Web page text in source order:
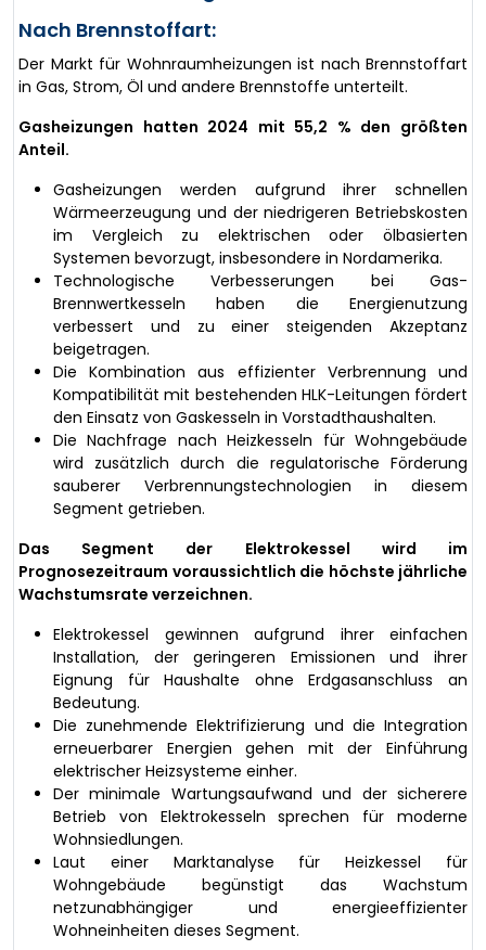
Nach Brennstoffart:
Der Markt für Wohnraumheizungen ist nach Brennstoffart
in Gas, Strom, Öl und andere Brennstoffe unterteilt.
Gasheizungen hatten 2024 mit 55,2 % den größten
Anteil.
Gasheizungen werden aufgrund ihrer schnellen
Wärmeerzeugung und der niedrigeren Betriebskosten
im Vergleich zu elektrischen oder ölbasierten
Systemen bevorzugt, insbesondere in Nordamerika.
Technologische Verbesserungen bei Gas-
Brennwertkesseln haben die Energienutzung
verbessert und zu einer steigenden Akzeptanz
beigetragen.
Die Kombination aus effizienter Verbrennung und
Kompatibilität mit bestehenden HLK-Leitungen fördert
den Einsatz von Gaskesseln in Vorstadthaushalten.
Die Nachfrage nach Heizkesseln für Wohngebäude
wird zusätzlich durch die regulatorische Förderung
sauberer Verbrennungstechnologien in diesem
Segment getrieben.
Das Segment der Elektrokessel wird im
Prognosezeitraum voraussichtlich die höchste jährliche
Wachstumsrate verzeichnen.
Elektrokessel gewinnen aufgrund ihrer einfachen
Installation, der geringeren Emissionen und ihrer
Eignung für Haushalte ohne Erdgasanschluss an
Bedeutung.
Die zunehmende Elektrifizierung und die Integration
erneuerbarer Energien gehen mit der Einführung
elektrischer Heizsysteme einher.
Der minimale Wartungsaufwand und der sicherere
Betrieb von Elektrokesseln sprechen für moderne
Wohnsiedlungen.
Laut einer Marktanalyse für Heizkessel für
Wohngebäude begünstigt das Wachstum
netzunabhängiger und energieeffizienter
Wohneinheiten dieses Segment.